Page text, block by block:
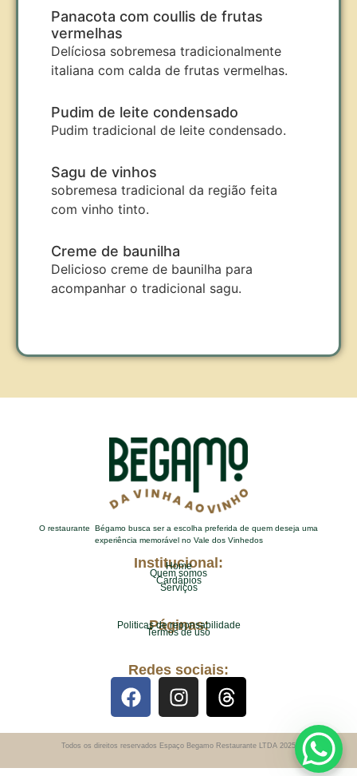
Panacota com coullis de frutas
vermelhas
Delíciosa sobremesa tradicionalmente
italiana com calda de frutas vermelhas.
Pudim de leite condensado
Pudim tradicional de leite condensado.
Sagu de vinhos
sobremesa tradicional da região feita
com vinho tinto.
Creme de baunilha
Delicioso creme de baunilha para
acompanhar o tradicional sagu.
O restaurante Bégamo busca ser a escolha preferida de quem deseja uma
experiência memorável no Vale dos Vinhedos
Institucional:
Home
Quem somos
Cardápios
Serviços
Páginas:
Politicas de reponsabilidade
Termos de uso
Redes sociais:
Todos os direitos reservados Espaço Begamo Restaurante LTDA 2025